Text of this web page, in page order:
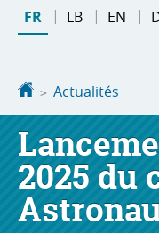
Changer
de
FR LB EN
Accueil
Actualités
2025 du